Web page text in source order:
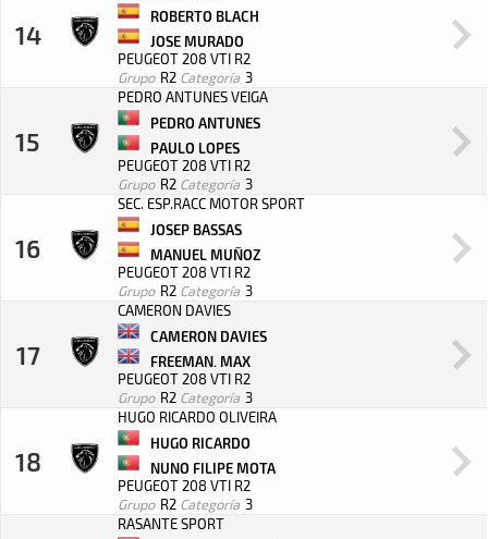
14
ROBERTO BLACH
JOSE MURADO
PEUGEOT 208 VTI R2
Grupo R2 Categoría 3
15
PEDRO ANTUNES VEIGA
PEDRO ANTUNES
PAULO LOPES
PEUGEOT 208 VTI R2
Grupo R2 Categoría 3
16
SEC. ESP.RACC MOTOR SPORT
JOSEP BASSAS
MANUEL MUÑOZ
PEUGEOT 208 VTI R2
Grupo R2 Categoría 3
17
CAMERON DAVIES
CAMERON DAVIES
FREEMAN. MAX
PEUGEOT 208 VTI R2
Grupo R2 Categoría 3
18
HUGO RICARDO OLIVEIRA
HUGO RICARDO
NUNO FILIPE MOTA
PEUGEOT 208 VTI R2
Grupo R2 Categoría 3
RASANTE SPORT